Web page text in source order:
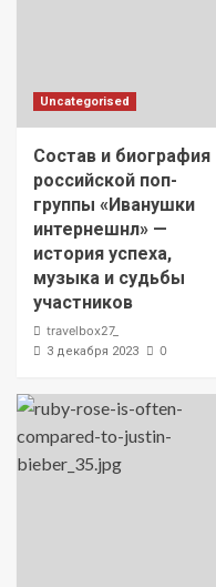
Uncategorised
Состав и биография
российской поп-
группы «Иванушки
интернешнл» —
история успеха,
музыка и судьбы
участников
travelbox27_
3 декабря 2023 0